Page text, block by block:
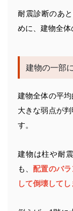
耐震診断のあ
めに、建物全体
建物の一部
建物全体の平
大きな弱点が
す。
建物は柱や耐
も、 配置のバ
して倒壊して